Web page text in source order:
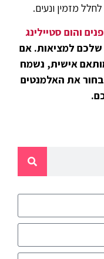
מזמין ונעים.
והום סטיילינג
שלכם למציאות. אם
אישית, נשמח
את האלמנטים